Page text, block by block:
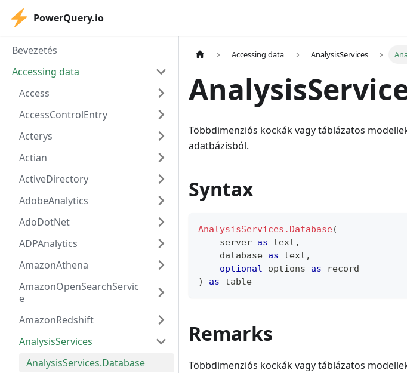
PowerQuery.io
Bevezetés
Accessing data
Access
AccessControlEntry
Acterys
Actian
ActiveDirectory
AdobeAnalytics
AdoDotNet
ADPAnalytics
AmazonAthena
AmazonOpenSearchServic
e
AmazonRedshift
AnalysisServices
AnalysisServices.Database
Accessing data AnalysisServices
Többdimenziós kockák vagy táblázatos
adatbázisból.
Syntax
AnalysisServices.Database(
    server
as text ,
    database
as text ,
optional options as
record
)
as table
Remarks
Többdimenziós kockák vagy táblázatos